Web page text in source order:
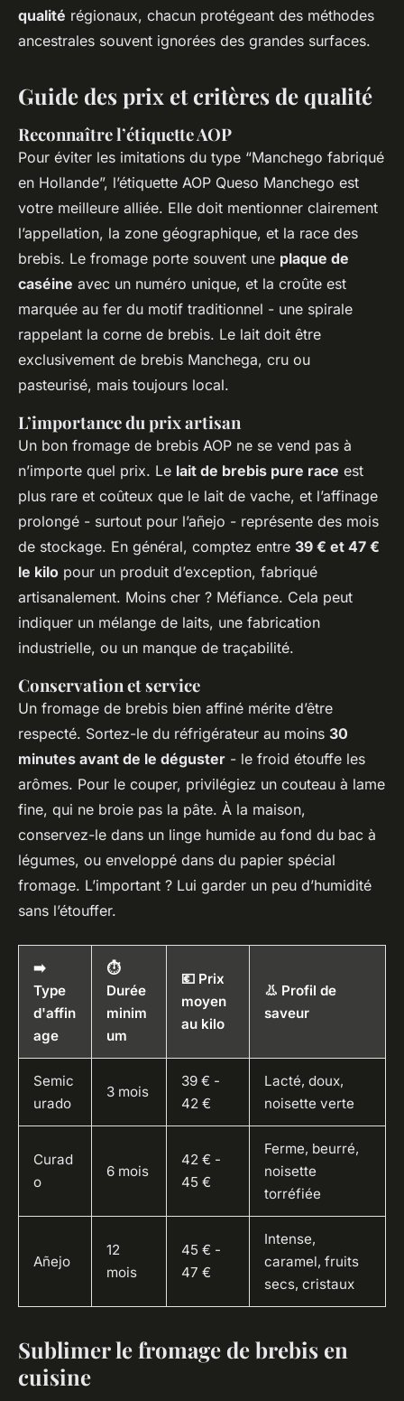
qualité régionaux, chacun protégeant des méthodes
ancestrales souvent ignorées des grandes surfaces.
Guide des prix et critères de qualité
Reconnaître l’étiquette AOP
Pour éviter les imitations du type “Manchego fabriqué
en Hollande”, l’étiquette AOP Queso Manchego est
votre meilleure alliée. Elle doit mentionner clairement
l’appellation, la zone géographique, et la race des
brebis. Le fromage porte souvent une plaque de
caséine avec un numéro unique, et la croûte est
marquée au fer du motif traditionnel - une spirale
rappelant la corne de brebis. Le lait doit être
exclusivement de brebis Manchega, cru ou
pasteurisé, mais toujours local.
L’importance du prix artisan
Un bon fromage de brebis AOP ne se vend pas à
n’importe quel prix. Le lait de brebis pure race est
plus rare et coûteux que le lait de vache, et l’affinage
prolongé - surtout pour l’añejo - représente des mois
de stockage. En général, comptez entre 39 € et 47 €
le kilo pour un produit d’exception, fabriqué
artisanalement. Moins cher ? Méfiance. Cela peut
indiquer un mélange de laits, une fabrication
industrielle, ou un manque de traçabilité.
Conservation et service
Un fromage de brebis bien affiné mérite d’être
respecté. Sortez-le du réfrigérateur au moins 30
minutes avant de le déguster - le froid étouffe les
arômes. Pour le couper, privilégiez un couteau à lame
fine, qui ne broie pas la pâte. À la maison,
conservez-le dans un linge humide au fond du bac à
légumes, ou enveloppé dans du papier spécial
fromage. L’important ? Lui garder un peu d’humidité
sans l’étouffer.
➡️
Type
d'affin
age
⏱️
Durée
minim
um
💶 Prix
moyen
au kilo
👃 Profil de
saveur
Semic
urado
3 mois
39 € -
42 €
Lacté, doux,
noisette verte
Curad
o
6 mois
42 € -
45 €
Ferme, beurré,
noisette
torréfiée
Añejo
12
mois
45 € -
47 €
Intense,
caramel, fruits
secs, cristaux
Sublimer le fromage de brebis en
cuisine